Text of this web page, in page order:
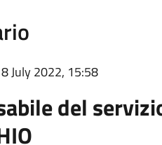
July 2022, 15:58
del